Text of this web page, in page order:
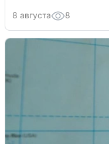
8 августа 8